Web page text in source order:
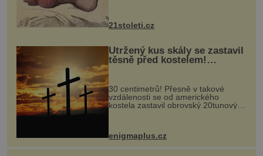
nohou, a způsobuje bole...
21stoleti.cz
Utržený kus skály se zastavil
těsně před kostelem!
Ochránila ho boží síla?
30 centimetrů! Přesně v takové
vzdálenosti se od amerického
kostela zastavil obrovský 20tunový
...
enigmaplus.cz